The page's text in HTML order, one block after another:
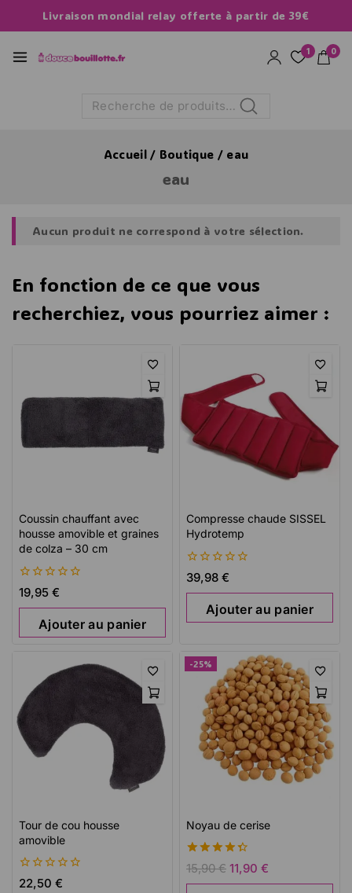
Livraison mondial relay offerte à partir de 39€
1 0
Recherche
Accueil / Boutique / eau
eau
Aucun produit ne correspond à votre sélection.
En fonction de ce que vous
recherchiez, vous pourriez aimer :
Coussin chauffant avec
housse amovible et graines
de colza – 30 cm
0
de
5
19,95 €
Ajouter au panier
Compresse chaude SISSEL
Hydrotemp
0
de
5
39,98 €
Ajouter au panier
Tour de cou housse
amovible
0
22,50 €
-25%
Noyau de cerise
4.43
de 5
15,90€ 11,90 €